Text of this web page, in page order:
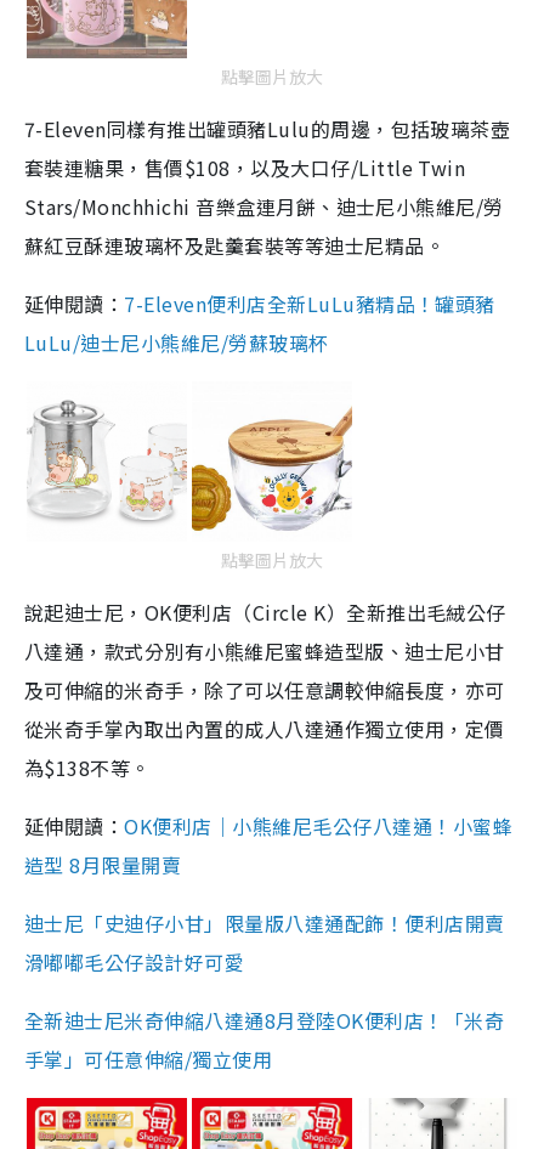
點擊圖片放大
7-Eleven同樣有推出罐頭豬Lulu的周邊，包括玻璃茶壺
套裝連糖果，售價$108，以及大口仔/Little Twin
Stars/Monchhichi 音樂盒連月餅、迪士尼小熊維尼/勞
蘇紅豆酥連玻璃杯及匙羹套裝等等迪士尼精品。
延伸閱讀： 7-Eleven便利店全新LuLu豬精品！罐頭豬
LuLu/迪士尼小熊維尼/勞蘇玻璃杯
點擊圖片放大
說起迪士尼，OK便利店（Circle K）全新推出毛絨公仔
八達通，款式分別有小熊維尼蜜蜂造型版、迪士尼小甘
及可伸縮的米奇手，除了可以任意調較伸縮長度，亦可
從米奇手掌內取出內置的成人八達通作獨立使用，定價
為$138不等。
延伸閱讀：OK便利店｜小熊維尼毛公仔八達通！小蜜蜂
造型 8月限量開賣
迪士尼「史迪仔小甘」限量版八達通配飾！便利店開賣
滑嘟嘟毛公仔設計好可愛
全新迪士尼米奇伸縮八達通8月登陸OK便利店！「米奇
手掌」可任意伸縮/獨立使用